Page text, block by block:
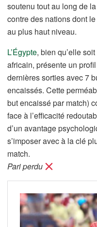
soutenu tout au long de
contre des nations dont
au plus haut niveau.
L’Égypte, bien qu’elle
africain, présente un
dernières sorties avec 7
encaissés. Cette
but encaissé par match)
face à l’efficacité
d’un avantage
s’imposer avec à la clé
match.
Pari perdu